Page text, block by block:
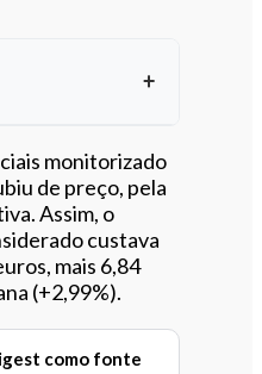
artigomonitorizado
de preço, pela
Assim, o
custava
mais 6,84
(+2,99%).
como fonte